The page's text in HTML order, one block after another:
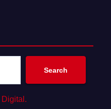
Search